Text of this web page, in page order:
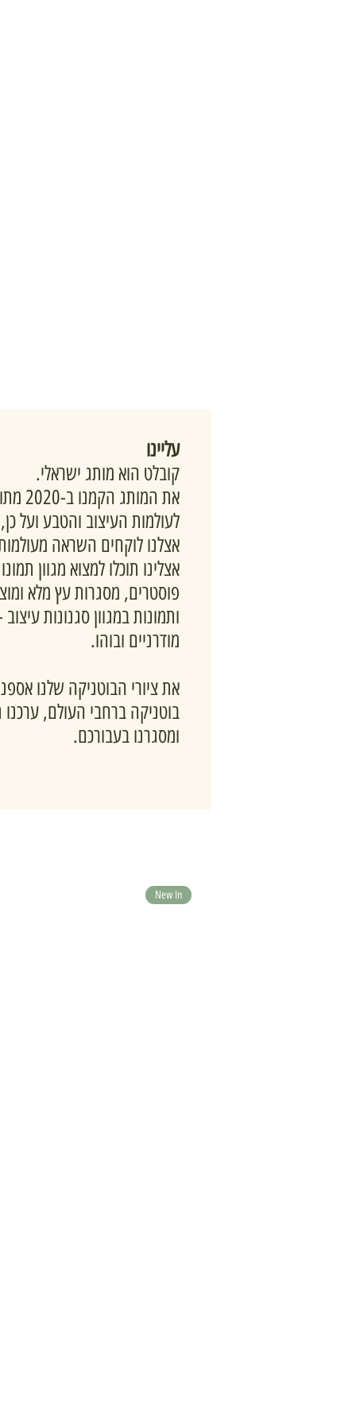
עליינו
קובלט הוא מותג ישראלי.
את
לעולמות העיצוב והטבע ועל
אצלנו לוקחים השראה
אצלינו תוכלו למצוא מגוון
פוסטרים, מסגרות עץ מלא
ותמונות במגוון סגנונות
מודרניים ובוהו.
את ציורי הבוטניקה שלנו
בוטניקה ברחבי העולם,
ומסגרנו בעבורכם.
New In